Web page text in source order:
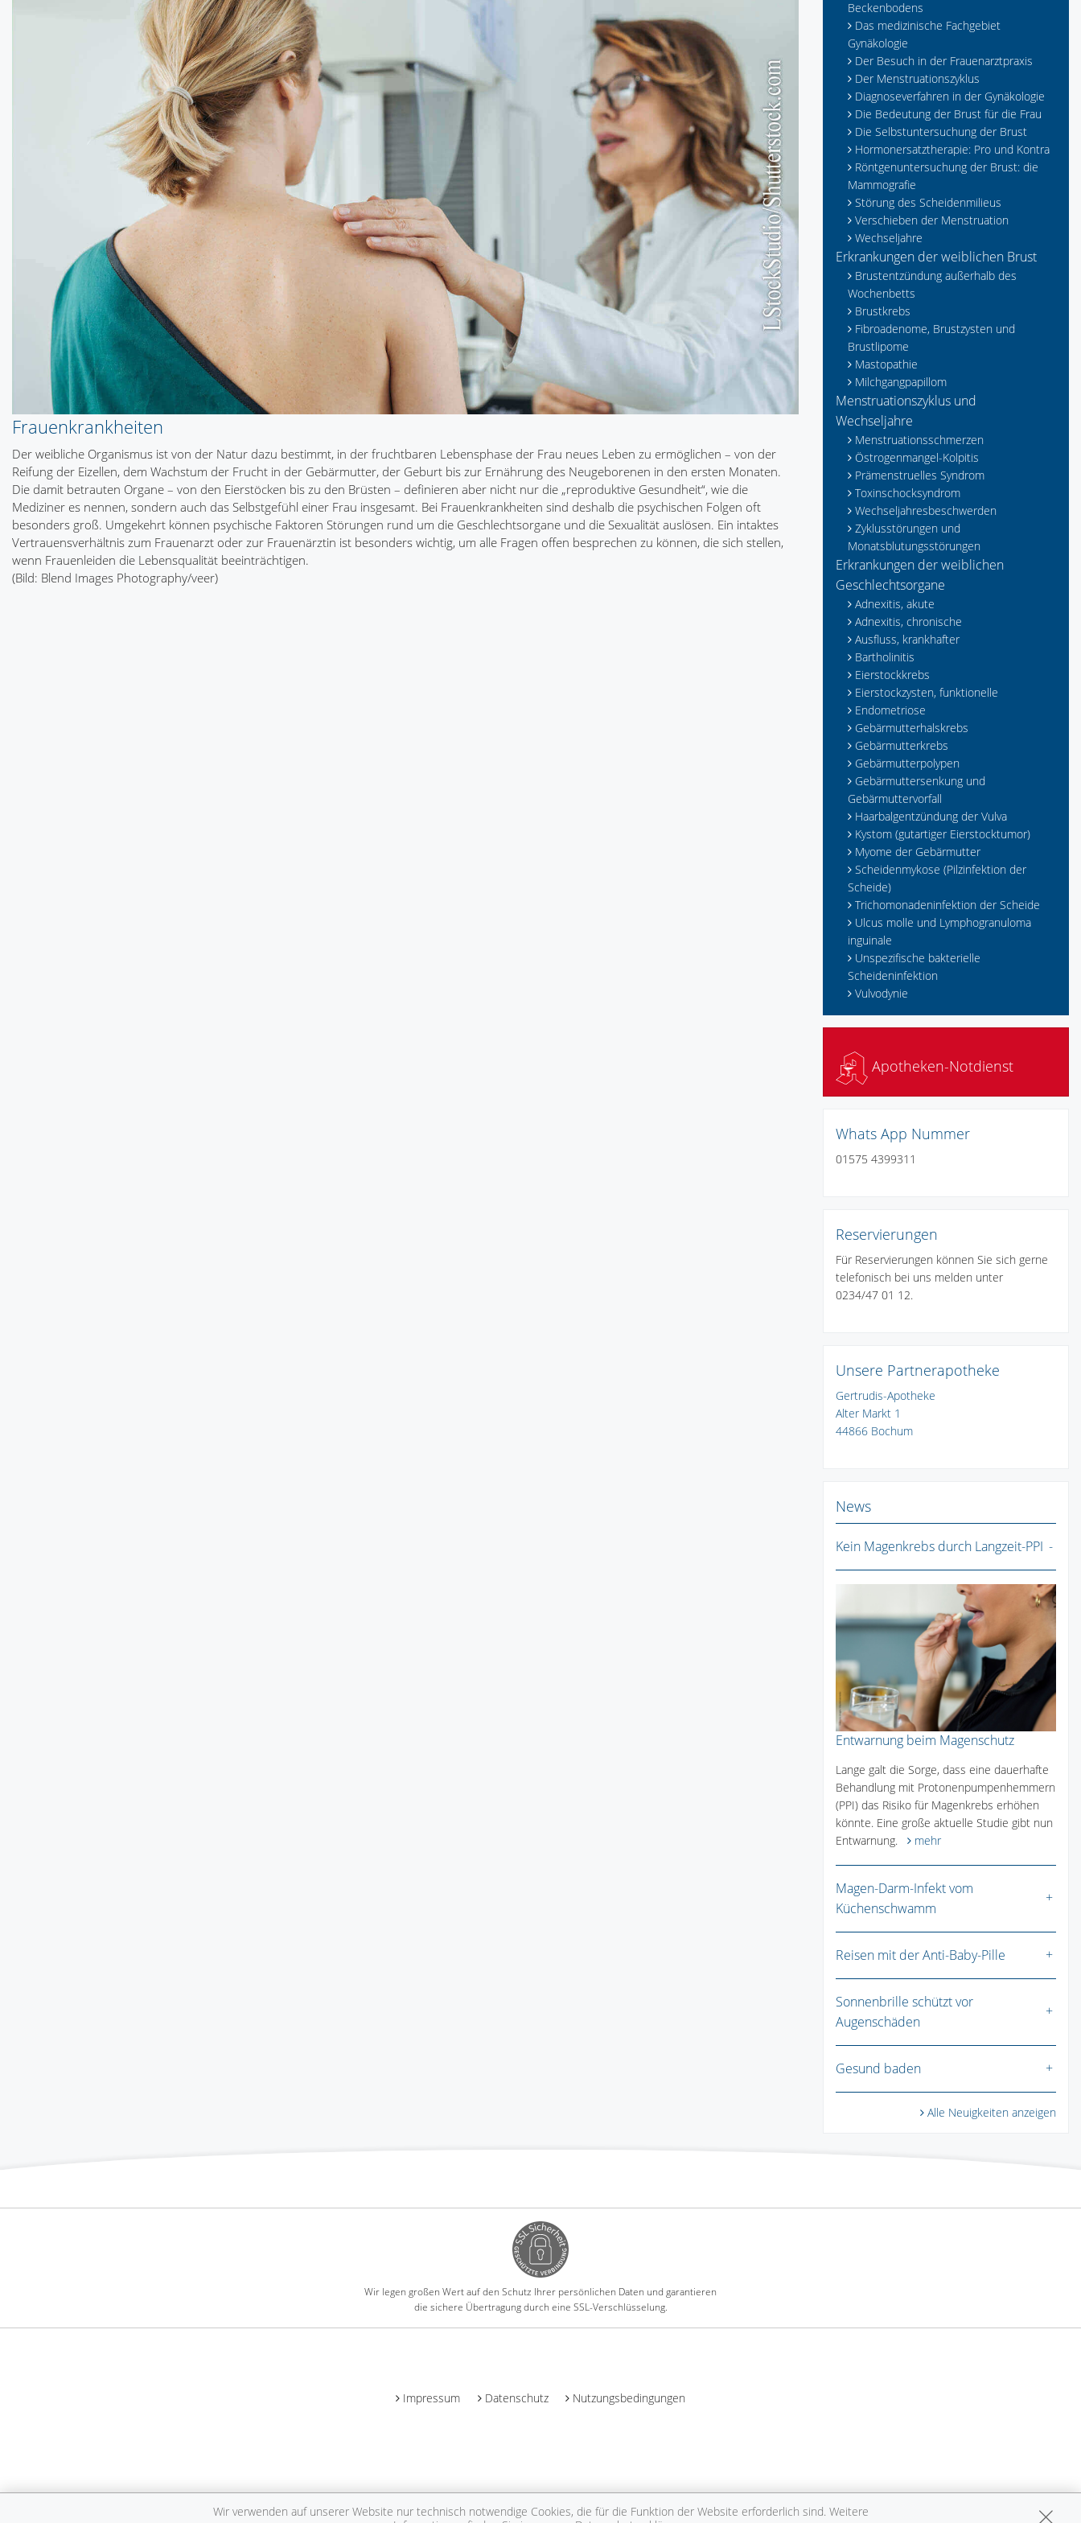
Frauenkrankheiten
Der weibliche Organismus ist von der Natur dazu bestimmt, in der fruchtbaren Lebensphase der Frau neues Leben zu ermöglichen – von der
Reifung der Eizellen, dem Wachstum der Frucht in der Gebärmutter, der Geburt bis zur Ernährung des Neugeborenen in den ersten Monaten.
Die damit betrauten Organe – von den Eierstöcken bis zu den Brüsten – definieren aber nicht nur die „reproduktive Gesundheit“, wie die
Mediziner es nennen, sondern auch das Selbstgefühl einer Frau insgesamt. Bei Frauenkrankheiten sind deshalb die psychischen Folgen oft
besonders groß. Umgekehrt können psychische Faktoren Störungen rund um die Geschlechtsorgane und die Sexualität auslösen. Ein intaktes
Vertrauensverhältnis zum Frauenarzt oder zur Frauenärztin ist besonders wichtig, um alle Fragen offen besprechen zu können, die sich stellen,
wenn Frauenleiden die Lebensqualität beeinträchtigen.
(Bild: Blend Images Photography/veer)
Beckenbodens
Das medizinische Fachgebiet
Gynäkologie
Der Besuch in der Frauenarztpraxis
Der Menstruationszyklus
Diagnoseverfahren in der Gynäkologie
Die Bedeutung der Brust für die Frau
Die Selbstuntersuchung der Brust
Hormonersatztherapie: Pro und Kontra
Röntgenuntersuchung der Brust: die
Mammografie
Störung des Scheidenmilieus
Verschieben der Menstruation
Wechseljahre
Erkrankungen der weiblichen Brust
Brustentzündung außerhalb des
Wochenbetts
Brustkrebs
Fibroadenome, Brustzysten und
Brustlipome
Mastopathie
Milchgangpapillom
Menstruationszyklus und
Wechseljahre
Menstruationsschmerzen
Östrogenmangel-Kolpitis
Prämenstruelles Syndrom
Toxinschocksyndrom
Wechseljahresbeschwerden
Zyklusstörungen und
Monatsblutungsstörungen
Erkrankungen der weiblichen
Geschlechtsorgane
Adnexitis, akute
Adnexitis, chronische
Ausfluss, krankhafter
Bartholinitis
Eierstockkrebs
Eierstockzysten, funktionelle
Endometriose
Gebärmutterhalskrebs
Gebärmutterkrebs
Gebärmutterpolypen
Gebärmuttersenkung und
Gebärmuttervorfall
Haarbalgentzündung der Vulva
Kystom (gutartiger Eierstocktumor)
Myome der Gebärmutter
Scheidenmykose (Pilzinfektion der
Scheide)
Trichomonadeninfektion der Scheide
Ulcus molle und Lymphogranuloma
inguinale
Unspezifische bakterielle
Scheideninfektion
Vulvodynie
Apotheken-Notdienst
Whats App Nummer
01575 4399311
Reservierungen
Für Reservierungen können Sie sich gerne
telefonisch bei uns melden unter
0234/47 01 12.
Unsere Partnerapotheke
Gertrudis-Apotheke
Alter Markt 1
44866 Bochum
News
Kein Magenkrebs durch Langzeit-PPI
Entwarnung beim Magenschutz
Lange galt die Sorge, dass eine dauerhafte
Behandlung mit Protonenpumpenhemmern
(PPI) das Risiko für Magenkrebs erhöhen
könnte. Eine große aktuelle Studie gibt nun
Entwarnung.
mehr
Magen-Darm-Infekt vom
Küchenschwamm
Reisen mit der Anti-Baby-Pille
Sonnenbrille schützt vor
Augenschäden
Gesund baden
Alle Neuigkeiten anzeigen
Wir legen großen Wert auf den Schutz Ihrer persönlichen Daten und garantieren
die sichere Übertragung durch eine SSL-Verschlüsselung.
Impressum Datenschutz Nutzungsbedingungen
Wir verwenden auf unserer Website nur technisch notwendige Cookies, die für die Funktion der Website erforderlich sind. Weitere